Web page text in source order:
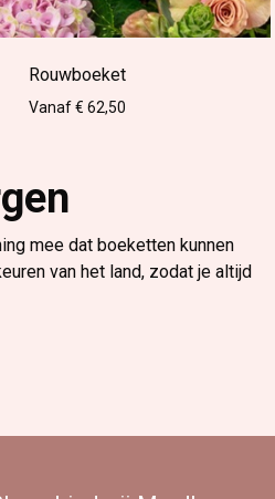
Rouwboeket
Vanaf € 62,50
mee dat boeketten kunnen
van het land, zodat je altijd